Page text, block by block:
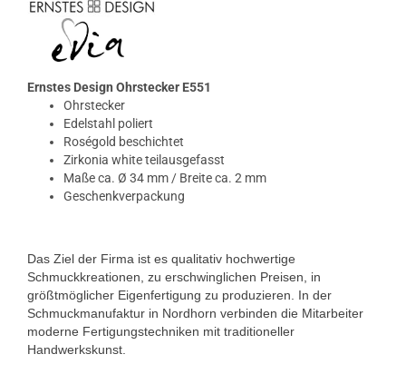
Ernstes Design Ohrstecker E551
Ohrstecker
Edelstahl poliert
Roségold beschichtet
Zirkonia white teilausgefasst
Maße ca. Ø 34 mm / Breite ca. 2 mm
Geschenkverpackung
Das Ziel der Firma ist es qualitativ hochwertige
Schmuckkreationen, zu erschwinglichen Preisen, in
größtmöglicher Eigenfertigung zu produzieren. In der
Schmuckmanufaktur in Nordhorn verbinden die Mitarbeiter
moderne Fertigungstechniken mit traditioneller
Handwerkskunst.